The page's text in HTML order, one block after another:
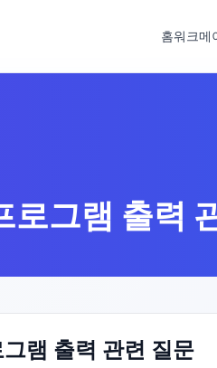
홈워크메
로그램 출력
램 출력 관련 질문